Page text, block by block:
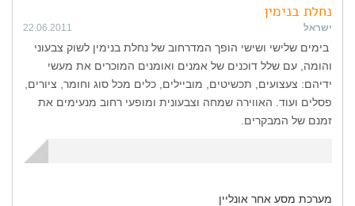
נחלת בנימין
ישראל 22.06.2011
בימים שלישי ושישי הופך המדרחוב של נחלת בנימין לשוק צבעוני
והומה, עם שלל דוכנים של אמנים ואומנים המוכרים את מעשי
ידיהם: צעצועים, תכשיטים, מוביילים, כלים מכל סוג וחומר, ציורים,
פסלים ועוד. האווירה שמחה וצבעונית ומופעי רחוב מנעימים את
זמנם של המבקרים.
מערכת מסע אחר אונליין